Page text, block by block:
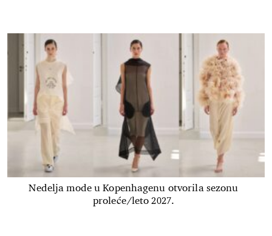
Nedelja mode u Kopenhagenu otvorila sezonu
proleće/leto 2027.